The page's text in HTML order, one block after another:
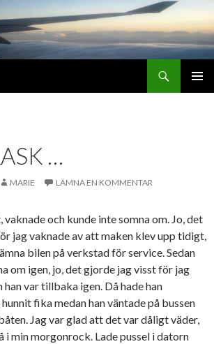
…
MARIE LÄMNA EN KOMMENTAR
vaknade och kunde inte somna om. Jo, det
jag vaknade av att maken klev upp tidigt,
bilen på verkstad för service. Sedan
om igen, jo, det gjorde jag visst för jag
han var tillbaka igen. Då hade han
fika medan han väntade på bussen
Jag var glad att det var dåligt väder,
i min morgonrock. Lade pussel i datorn